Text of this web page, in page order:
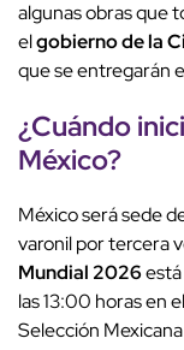
algunas obras que
elgobierno de la
que se entregarán
¿Cuándo
México?
México será sede
varonil por tercera
Mundial 2026
las 13:00 horas en el
Selección